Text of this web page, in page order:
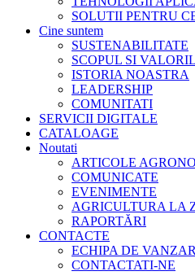
SOLUTII PENTRU
Cine suntem
SUSTENABILITATE
SCOPUL SI
ISTORIA NOASTRA
LEADERSHIP
COMUNITATI
SERVICII DIGITALE
CATALOAGE
Noutati
ARTICOLE
COMUNICATE
EVENIMENTE
AGRICULTURA LA
RAPORTĂRI
CONTACTE
ECHIPA DE
CONTACTATI-NE